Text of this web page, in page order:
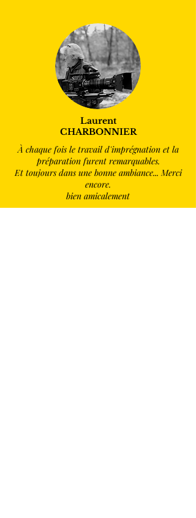
Laurent
CHARBONNIER
À chaque fois le travail d'imprégnation et la
préparation furent remarquables.
Et toujours dans une bonne ambiance... Merci
encore.
bien amicalement